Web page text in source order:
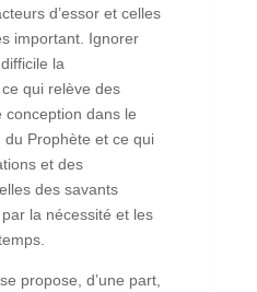
d’essor et celles
important. Ignorer
la
qui relève des
dans le
Prophète et ce qui
et des
des savants
la nécessité et les
propose, d’une part,